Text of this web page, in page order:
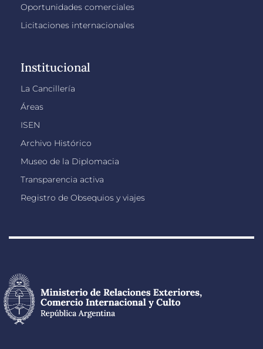
Oportunidades comerciales
Licitaciones internacionales
Institucional
La Cancillería
Áreas
ISEN
Archivo Histórico
Museo de la Diplomacia
Transparencia activa
Registro de Obsequios y viajes